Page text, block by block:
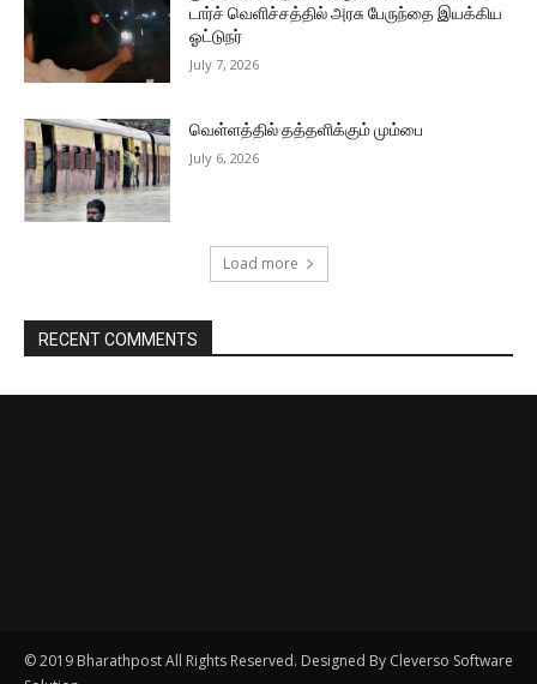
© 2019 Bharathpost All Rights Reserved. Designed By Cleverso Software